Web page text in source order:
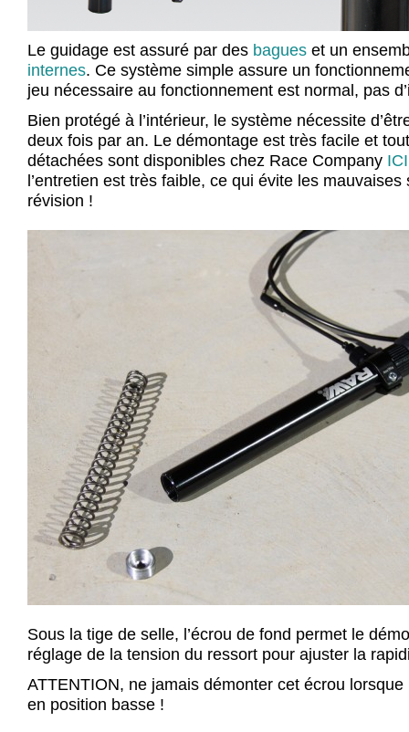
Le guidage est assuré par des bagues et un
internes. Ce système simple assure un
jeu nécessaire au fonctionnement est normal, pas
Bien protégé à l’intérieur, le système nécessite
deux fois par an. Le démontage est très facile et
détachées sont disponibles chez Race Company ICI
l’entretien est très faible, ce qui évite les mauvaises
révision !
Sous la tige de selle, l’écrou de fond permet le
réglage de la tension du ressort pour ajuster la
ATTENTION, ne jamais démonter cet écrou
en position basse !